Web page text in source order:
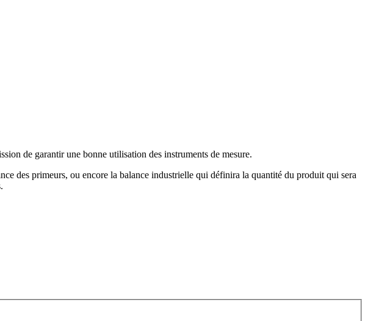
de garantir une bonne utilisation des instruments de mesure.
des primeurs, ou encore la balance industrielle qui définira la quantité du produit qui sera